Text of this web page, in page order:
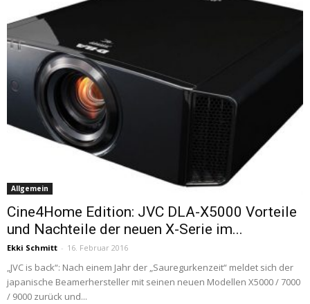
Allgemein
Cine4Home Edition: JVC DLA-X5000 Vorteile
und Nachteile der neuen X-Serie im...
Ekki Schmitt - 16. Februar 2016
„JVC is back“: Nach einem Jahr der „Sauregurkenzeit“ meldet sich der
japanische Beamerhersteller mit seinen neuen Modellen X5000 / 7000
/ 9000 zurück und...